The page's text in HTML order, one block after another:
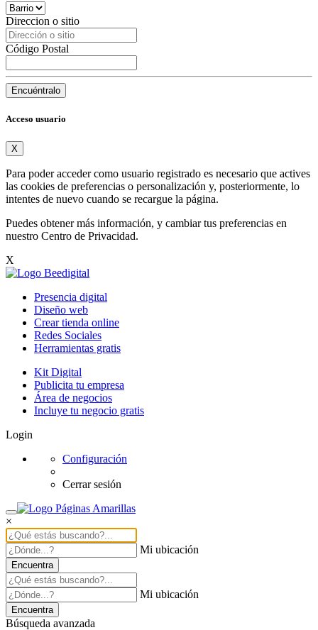
Direccion o sitio
Código Postal
Encuéntralo
Acceso usuario
X
Para poder acceder como usuario registrado es necesario que actives
las cookies de preferencias o personalización y, posteriormente, lo
intentes de nuevo cuando se recargue la página.
Puedes obtener más información, y cambiar tus preferencias en
nuestro Centro de Privacidad.
X
Presencia digital
Diseño web
Crear tienda online
Redes Sociales
Herramientas gratis
Kit Digital
Publicita tu empresa
Área de negocios
Incluye tu negocio gratis
Login
Configuración
Cerrar sesión
×
Mi ubicación
Encuentra
Mi ubicación
Encuentra
Búsqueda avanzada